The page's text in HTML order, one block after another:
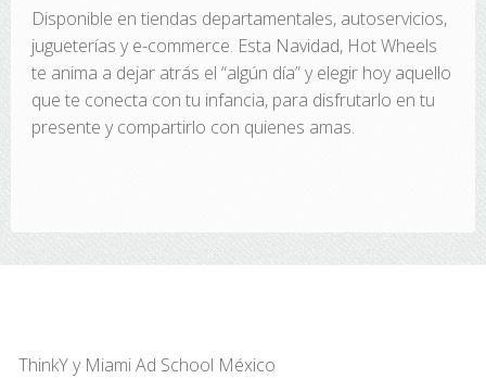
Disponible en tiendas departamentales, autoservicios,
jugueterías y e-commerce. Esta Navidad, Hot Wheels
te anima a dejar atrás el “algún día” y elegir hoy aquello
que te conecta con tu infancia, para disfrutarlo en tu
presente y compartirlo con quienes amas.
ThinkY y Miami Ad School México